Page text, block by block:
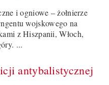
i ogniowe – żołnierze
wojskowego na
z Hiszpanii, Włoch,
...
antybalistycznej